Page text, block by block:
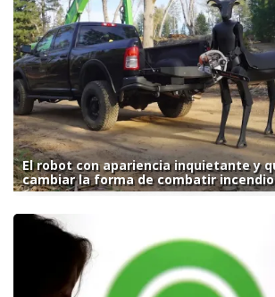
El robot con apariencia inquietante y
cambiar la forma de combatir